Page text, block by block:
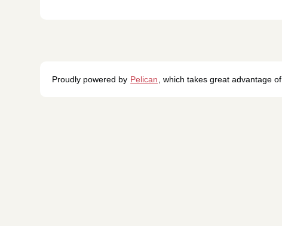
Proudly powered by Pelican, which takes great advantage of